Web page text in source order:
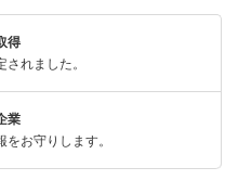
得
れました。
業
お守りします。